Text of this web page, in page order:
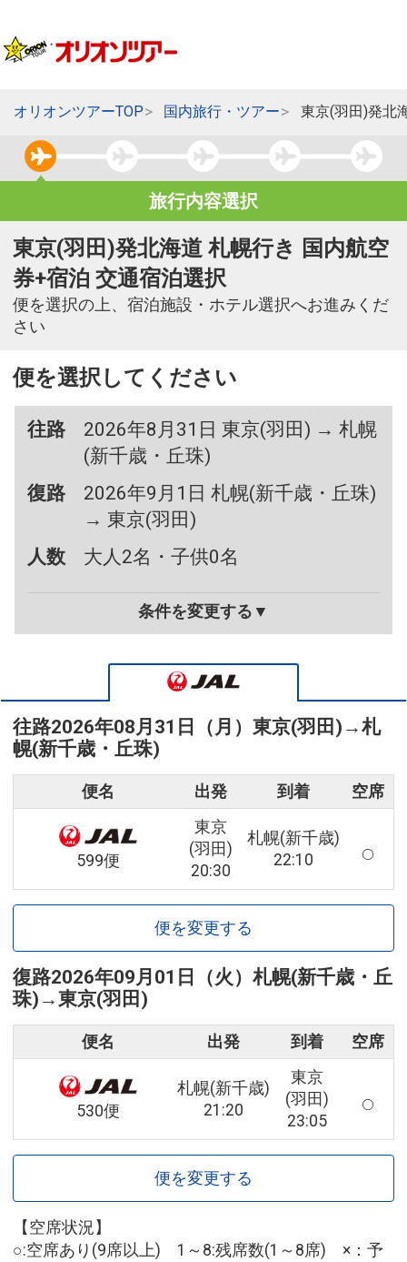
オリオンツアーTOP 国内旅行・ツアー 東京(羽田)発北
旅行内容選択
東京(羽田)発北海道 札幌行き 国内航空
券+宿泊 交通宿泊選択
便を選択の上、宿泊施設・ホテル選択へお進みくだ
さい
便を選択してください
往路
2026年8月31日 東京(羽田) → 札幌
(新千歳・丘珠)
復路
2026年9月1日 札幌(新千歳・丘珠)
→ 東京(羽田)
人数
大人2名・子供0名
条件を変更する▼
往路2026年08月31日（月） 東京(羽田) →札
幌(新千歳・丘珠)
便名 出発 到着 空席
599便
東京
(羽田)
20:30
札幌(新千歳)
22:10
便を変更する
復路2026年09月01日（火） 札幌(新千歳・丘
珠) →東京(羽田)
便名 出発 到着 空席
530便
札幌(新千歳)
21:20
東京
(羽田)
23:05
便を変更する
【空席状況】
○:空席あり(9席以上) 1～8:残席数(1～8席) ×：予